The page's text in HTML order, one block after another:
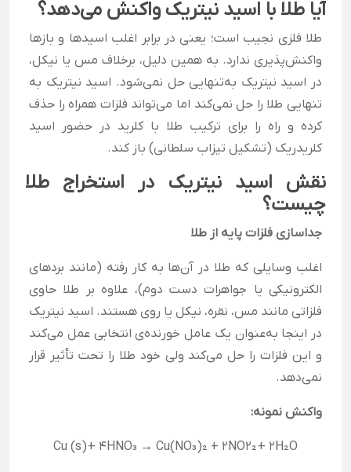
آیا طلا با اسید نیتریک واکنش می‌دهد؟
طلا فلزی نجیب است؛ یعنی در برابر اغلب اسیدها و بازها
واکنش‌پذیری ندارد. به همین دلیل، برخلاف مس یا نیکل،
در اسید نیتریک به‌تنهایی حل نمی‌شود. اسید نیتریک به
تنهایی طلا را حل نمی‌کند اما می‌تواند فلزات همراه را حذف
کرده و راه را برای ترکیب طلا با کلرید در حضور اسید
کلریدریک (تشکیل تیزاب سلطانی) باز کند.
نقش اسید نیتریک در استخراج طلا
چیست؟
جداسازی فلزات پایه از طلا
اغلب وسایلی که طلا در آن‌ها به کار رفته (مانند بردهای
الکترونیکی یا جواهرات دست دوم)، علاوه بر طلا حاوی
فلزاتی مانند مس، نقره، نیکل یا روی هستند. اسید نیتریک
در اینجا به‌عنوان یک عامل خورنده‌ی انتخابی عمل می‌کند
و این فلزات را حل می‌کند ولی خود طلا را تحت تأثیر قرار
نمی‌دهد.
واکنش نمونه:
Cu (s)+ 4HNO₃ → Cu(NO₃)₂ + 2NO2₂+ 2H₂O